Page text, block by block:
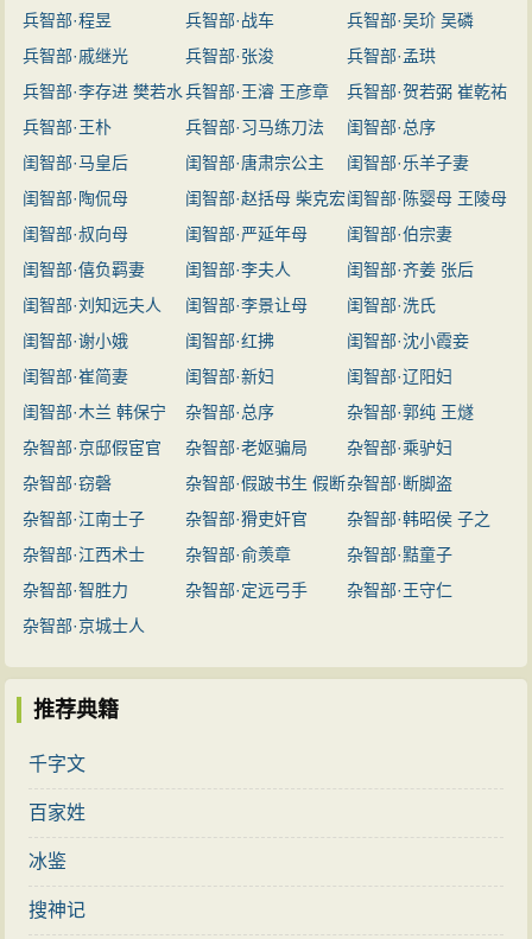
兵智部·程昱
兵智部·战车
兵智部·吴玠 吴磷
兵智部·戚继光
兵智部·张浚
兵智部·孟珙
兵智部·李存进 樊若水兵智部·王濬 王彦章
兵智部·贺若弼 崔乾祐
兵智部·王朴
兵智部·习马练刀法
闺智部·总序
闺智部·马皇后
闺智部·唐肃宗公主
闺智部·乐羊子妻
闺智部·陶侃母
闺智部·赵括母 柴克宏
母
闺智部·陈婴母 王陵母
闺智部·叔向母
闺智部·严延年母
闺智部·伯宗妻
闺智部·僖负羁妻
闺智部·李夫人
闺智部·齐姜 张后
闺智部·刘知远夫人
闺智部·李景让母
闺智部·洗氏
闺智部·谢小娥
闺智部·红拂
闺智部·沈小霞妾
闺智部·崔简妻
闺智部·新妇
闺智部·辽阳妇
闺智部·木兰 韩保宁
黄善聪
杂智部·总序
杂智部·郭纯 王燧
杂智部·京邸假宦官
杂智部·老妪骗局
杂智部·乘驴妇
杂智部·窃磬
杂智部·假跛书生 假断
脚偷
杂智部·断脚盗
杂智部·江南士子
杂智部·猾吏奸官
杂智部·韩昭侯 子之
杂智部·江西术士
杂智部·俞羡章
杂智部·黠童子
杂智部·智胜力
杂智部·定远弓手
杂智部·王守仁
杂智部·京城士人
推荐典籍
千字文
百家姓
冰鉴
搜神记